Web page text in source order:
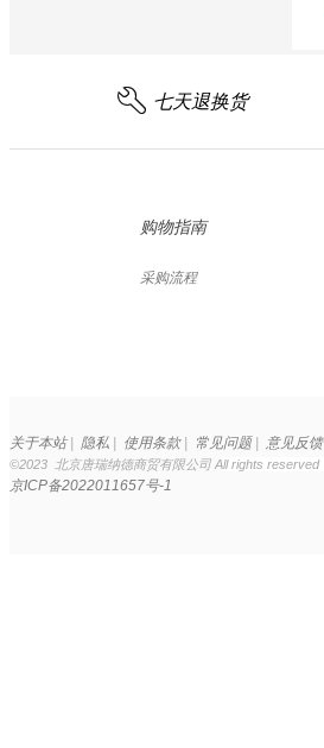
 七天退换货
购物指南
采购流程
关于本站 隐私 使用条款 常见问题 意见反馈
©2023 北京唐瑞纳德商贸有限公司 All rights reserved
京ICP备2022011657号-1